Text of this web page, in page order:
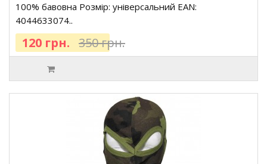
100% бавовна Розмір: універсальний EAN:
4044633074..
120 грн. 350 грн.